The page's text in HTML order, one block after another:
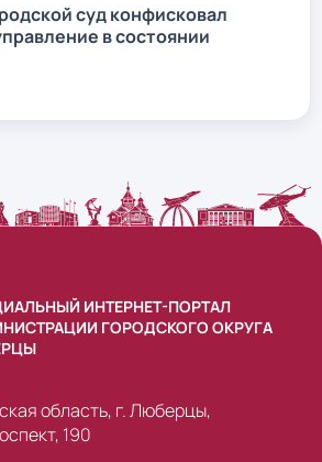
суд конфисковал
в состоянии
ИНТЕРНЕТ-ПОРТАЛ
ГОРОДСКОГО ОКРУГА
область, г. Люберцы,
190